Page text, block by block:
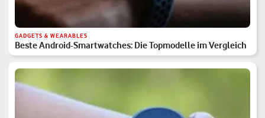
GADGETS & WEARABLES
Beste Android-Smartwatches: Die Topmodelle im Vergleich